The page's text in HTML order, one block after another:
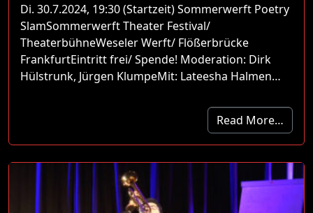
Di. 30.7.2024, 19:30 (Startzeit) Sommerwerft Poetry
SlamSommerwerft Theater Festival/
TheaterbühneWeseler Werft/ Flößerbrücke
FrankfurtEintritt frei/ Spende! Moderation: Dirk
Hülstrunk, Jürgen KlumpeMit: Lateesha Halmen…
Read More…